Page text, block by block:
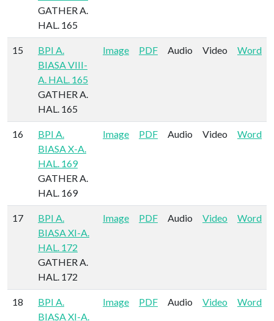
GATHER A.
HAL. 165
15
BPI A.
BIASA VIII-
A. HAL. 165
GATHER A.
HAL. 165
Image PDF Audio Video Word
16
BPI A.
BIASA X-A.
HAL. 169
GATHER A.
HAL. 169
Image PDF Audio Video Word
17
BPI A.
BIASA XI-A.
HAL. 172
GATHER A.
HAL. 172
Image PDF Audio Video Word
18
BPI A.
BIASA XI-A.
Image PDF Audio Video Word